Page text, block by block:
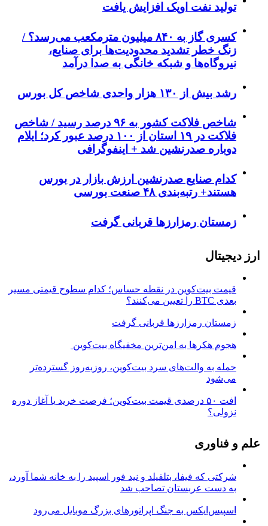
تولید نفت اوپک افزایش یافت
کسری گاز به ۸۴۰ میلیون مترمکعب می‌رسد؟ /
زنگ خطر تشدید محدودیت‌ها برای صنایع،
نیروگاه‌ها و شبکه خانگی به صدا درآمد
رشد بیش از ۱۳۰ هزار واحدی شاخص کل بورس
شاخص فلاکت کشور به ۹۶ درصد رسید / شاخص
فلاکت در ۱۹ استان از ۱۰۰ درصد عبور کرد؛ ایلام
دوباره صدرنشین شد + اینفوگرافی
کدام صنایع صدرنشین‌ ارزش بازار در بورس
هستند+ رتبه‌بندی ۴۸ صنعت بورسی
زمستان رمزارزها قربانی گرفت
ارز دیجیتال
قیمت بیت‌کوین در نقطه حساس؛ کدام سطوح قیمتی مسیر
بعدی BTC را تعیین می‌کنند؟
زمستان رمزارزها قربانی گرفت
هجوم هکرها به امن‌ترین مخفیگاه بیت‌کوین
حمله به والت‌های سرد بیت‌کوین، روزبه‌روز گسترده‌تر
می‌شود
افت ۵۰ درصدی قیمت بیت‌کوین؛ فرصت خرید یا آغاز دوره
نزولی؟
علم و فناوری
شرکتی که فیفا، بتلفیلد و نید فور اسپید را به خانه شما آورد،
به دست عربستان تصاحب شد
اسپیس‌ایکس به جنگ اپراتورهای بزرگ موبایل می‌رود